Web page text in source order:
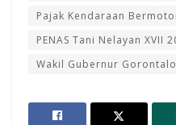
Pajak Kendaraan
PENAS Tani Nelayan XVII
Wakil Gubernur Gorontalo